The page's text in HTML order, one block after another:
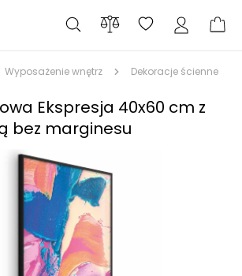
Wyposażenie wnętrz Dekoracje ścienne
Ekspresja 40x60 cm z
bez marginesu